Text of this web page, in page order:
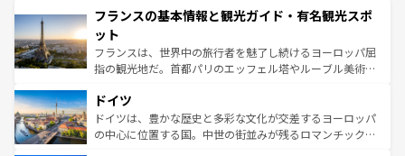
ませてくれるイタリアで、忘れられない旅をしてみよう！
なお、新着のイタリア情報は
しい。
文化が根付くこの国では、情熱的なフラメンコ、熱気あふ
れる闘牛、そして美味しいタパスが生活の一部となってい
る。首都マドリードの洗練された雰囲気や、バルセロナの
アートに溢れた街角から、地方では古代ローマ遺跡や中世
せる。地方によって風土や気候が異なるスペインはその個
性で訪れる人を魅了する。 なお、新着のスペイン情報は コ
ンテンツ一覧を参照してほしい。
フランスの基本情報と観光ガイド・有名観光スポ
ット
フランスは、世界中の旅行者を魅了し続けるヨーロッパ屈
指の観光地だ。首都パリのエッフェル塔やルーブル美術館
で、幅広い魅力が詰まっている。華麗な宮殿、歴史的な大
聖堂、美しいビーチ、そして豊かな自然が、訪れる者を心
から魅了する。また、フランスは美食の国としても知ら
ドイツ
ドイツは、豊かな歴史と多彩な文化が交差するヨーロッパ
の中心に位置する国。中世の街並みが残るロマンチック街